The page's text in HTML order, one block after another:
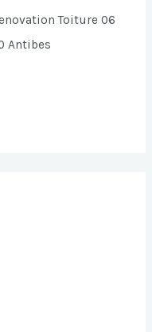
Toiture 06
Antibes